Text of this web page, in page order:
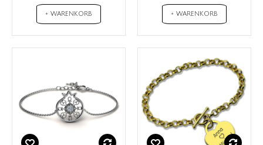
+ WARENKORB + WARENKORB